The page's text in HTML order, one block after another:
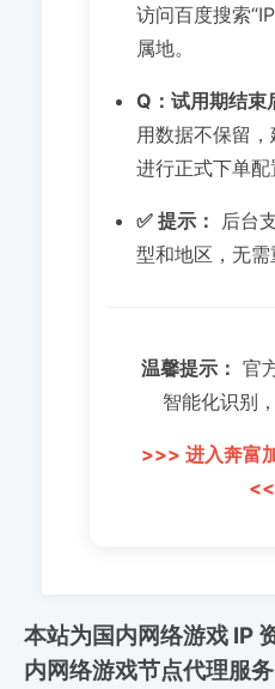
访问百度搜索
属地。
Q：试用期结束
用数据不保留
进行正式下单配
✅ 提示：
后台
型和地区，无需
温馨提示： 官
智能化识别
>>> 进入奔富
本站为国内网络游戏 IP
内网络游戏节点代理服